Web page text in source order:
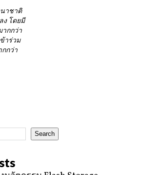
าชาติ
ง โดยมี
ากกว่า
าร่วม
กกว่า
Search